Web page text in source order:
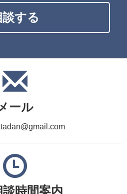
する
ール
時間案内